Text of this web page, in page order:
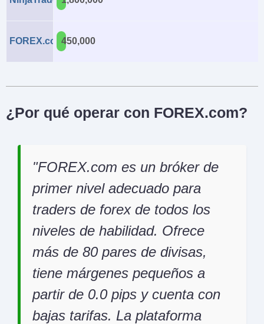
FOREX.com450,000
¿Por qué operar con FOREX.com?
FOREX.com es un bróker de
primer nivel adecuado para
traders de forex de todos los
niveles de habilidad. Ofrece
más de 80 pares de divisas,
tiene márgenes pequeños a
partir de 0.0 pips y cuenta con
bajas tarifas. La plataforma